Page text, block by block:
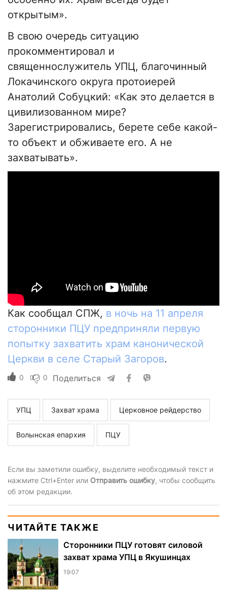
открытым».
В свою очередь ситуацию
прокомментировал и
священнослужитель УПЦ, благочинный
Локачинского округа протоиерей
Анатолий Собуцкий: «Как это делается в
цивилизованном мире?
Зарегистрировались, берете себе какой-
то объект и обживаете его. А не
захватывать».
Как сообщал СПЖ, в ночь на 11 апреля
сторонники ПЦУ предприняли первую
попытку захватить храм канонической
Церкви в селе Старый Загоров.
0 0 Поделиться
УПЦ Захват храма Церковное рейдерство
Волынская епархия ПЦУ
Если вы заметили ошибку, выделите необходимый текст и
нажмите Ctrl+Enter или Отправить ошибку, чтобы сообщить
об этом редакции.
ЧИТАЙТЕ ТАКЖЕ
Сторонники ПЦУ готовят силовой
захват храма УПЦ в Якушинцах
19:07